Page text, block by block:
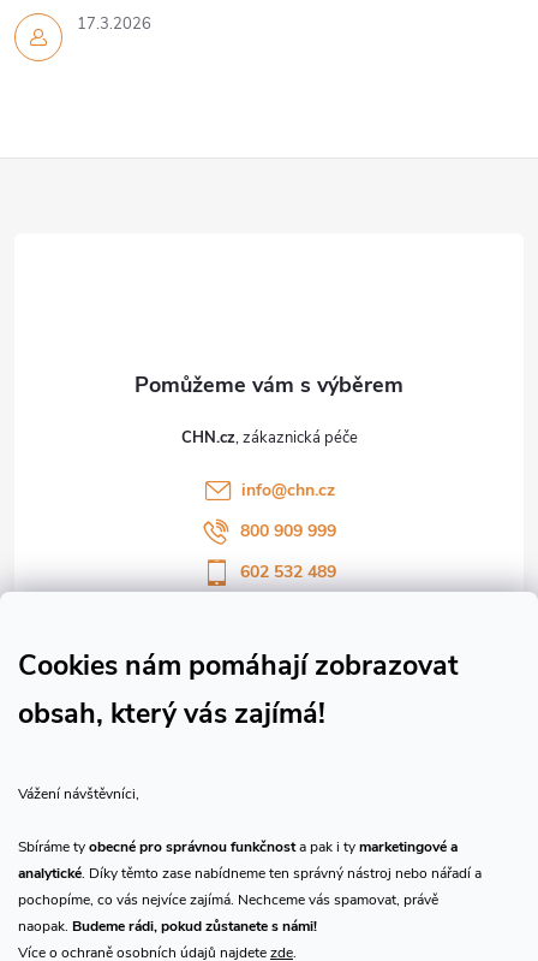
Cookies nám pomáhají zobrazovat
obsah, který vás zajímá!
Vážení návštěvníci,
Sbíráme tyobecné pro správnou funkčnosta pak i tymarketingové a
analytické. Díky těmto zase nabídneme ten správný nástroj nebo nářadí a
pochopíme, co vás nejvíce zajímá. Nechceme vás spamovat, právě
naopak. Budeme rádi, pokud zůstanete s námi!
Více o ochraně osobních údajů najdetezde.
17.3.2026
CHN.cz
info@chn.cz
800 909 999
602 532 489
Sledujte náš vlog CHN_CZ
Přijímáme online platby